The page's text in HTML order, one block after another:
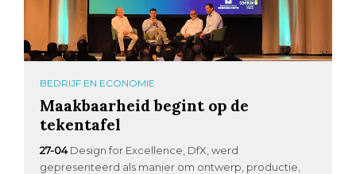
BEDRIJF EN ECONOMIE
Maakbaarheid begint op de
tekentafel
27-04 Design for Excellence, DfX, werd
gepresenteerd als manier om ontwerp, productie,